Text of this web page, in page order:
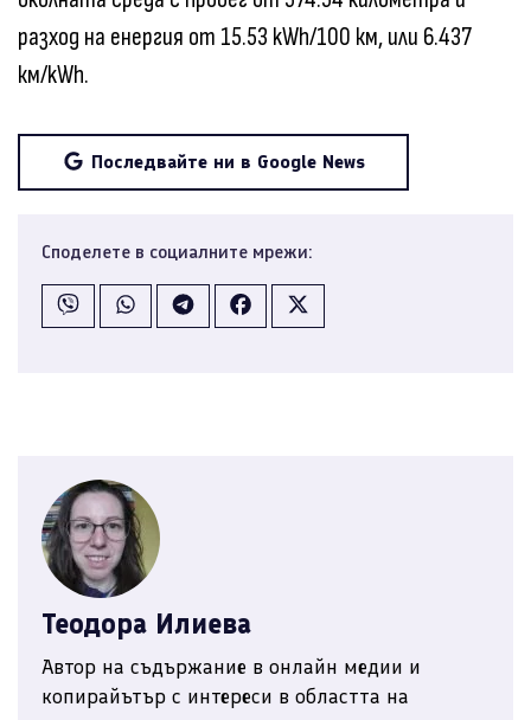
разход на енергия от 15.53 kWh/100 км, или 6.437
км/kWh.
Последвайте ни в Google News
Споделете в социалните мрежи:
Теодора Илиева
Автор на съдържание в онлайн медии и
копирайътър с интереси в областта на